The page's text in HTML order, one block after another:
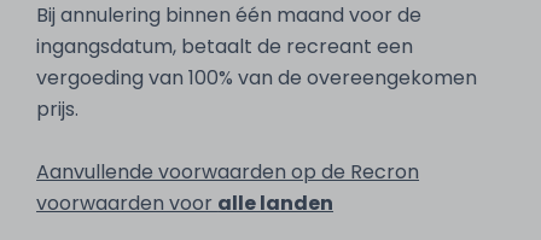
Bij annulering binnen één maand voor de
ingangsdatum, betaalt de recreant een
vergoeding van 100% van de overeengekomen
prijs.
Aanvullende voorwaarden op de Recron
voorwaarden voor alle landen